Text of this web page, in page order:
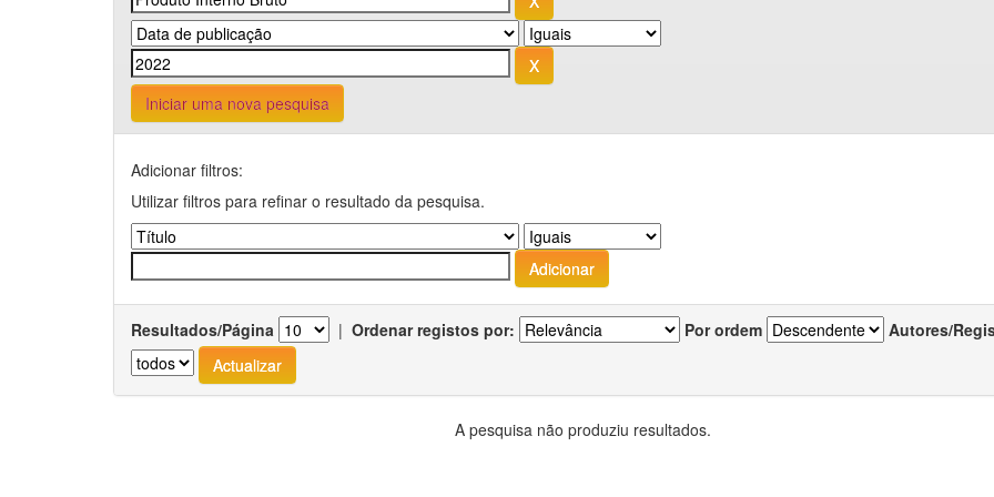
Iniciar uma nova pesquisa
Adicionar filtros:
Utilizar filtros para refinar o resultado da pesquisa.
Resultados/Página | Ordenar registos por: Por ordem Autores/
A pesquisa não produziu resultados.